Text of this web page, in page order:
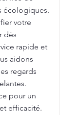
écologiques.
votre
dès
rapide et
aidons
regards
pour un
efficacité.